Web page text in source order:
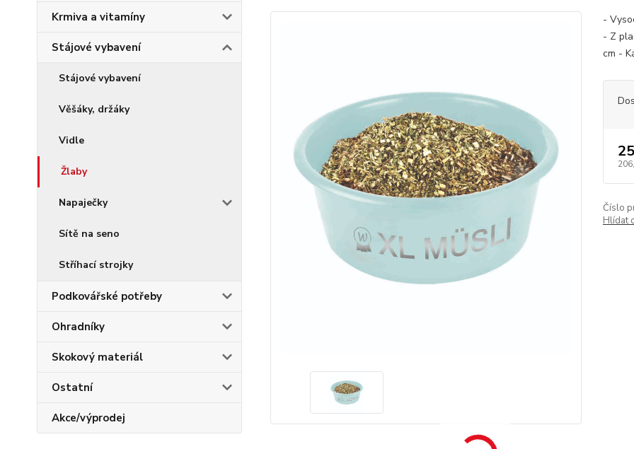
Krmiva a vitamíny
Stájové vybavení
Stájové vybavení
Věšáky, držáky
Vidle
Žlaby
Napaječky
Sítě na seno
Stříhací strojky
Podkovářské potřeby
Ohradníky
Skokový materiál
Ostatní
Akce/výprodej
-
- Z
cm -
Číslo
Hlídat